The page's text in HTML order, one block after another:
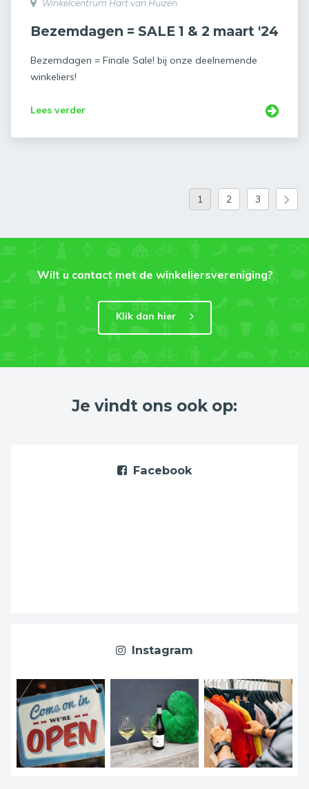
Winkelcentrum Hart van Huizen
Bezemdagen = SALE 1 & 2 maart '24
Bezemdagen = Finale Sale! bij onze deelnemende
winkeliers!
Lees verder
1 2 3
Wilt u contact met de winkeliersvereniging?
Klik dan hier
Je vindt ons ook op:
Facebook
Instagram